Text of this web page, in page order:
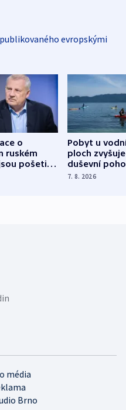
evropskými
o
ruském
pošetilé,
Pobyt u
ploch zvyšuje
duševní
ukázala
7. 8. 2026
média
Brno